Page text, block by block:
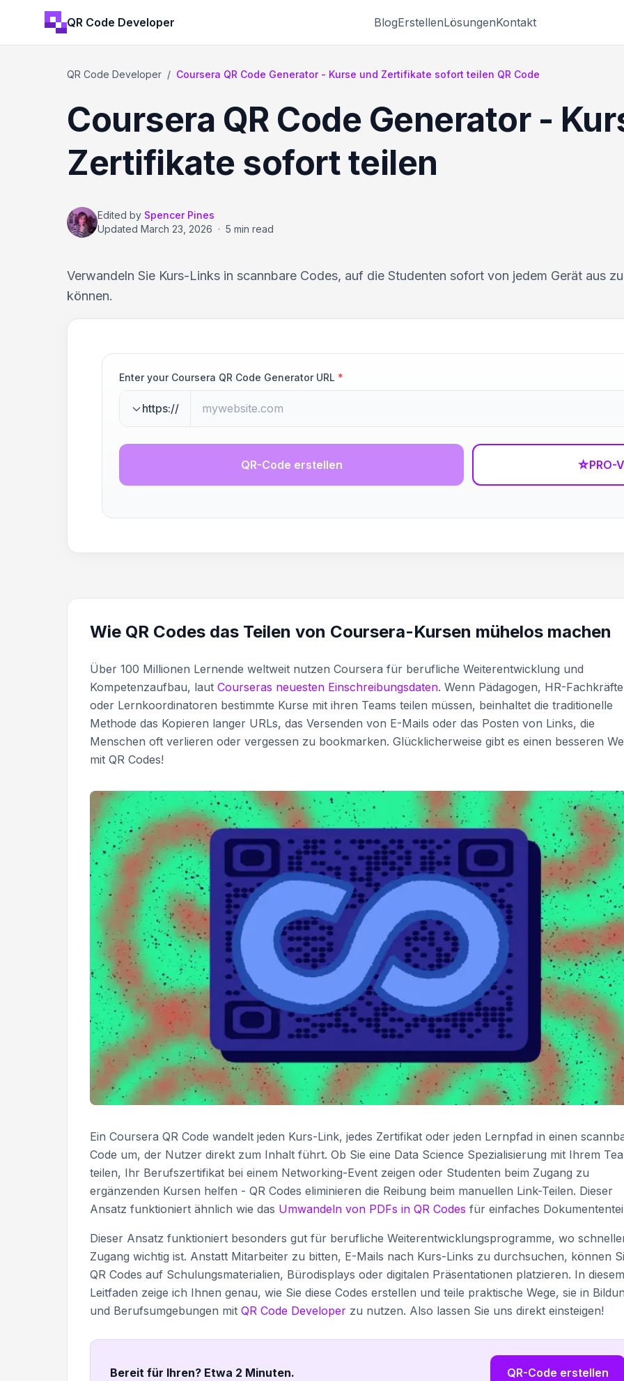
QR Code Developer BlogErstellenLösungenKontakt
QR Code Developer / Coursera QR Code Generator - Kurse und Zertifikate sofort teilen QR Code
Coursera QR Code Generator -
Zertifikate sofort teilen
Edited by Spencer Pines
Updated March 23, 2026 · 5 min read
Verwandeln Sie Kurs-Links in scannbare Codes, auf die Studenten sofort von jedem Gerät aus
können.
Enter your Coursera QR Code Generator URL *
https://
QR-Code erstellen ☆PRO-
Wie QR Codes das Teilen von Coursera-Kursen mühelos machen
Über 100 Millionen Lernende weltweit nutzen Coursera für berufliche Weiterentwicklung und
Kompetenzaufbau, laut Courseras neuesten Einschreibungsdaten. Wenn Pädagogen, HR-Fachkräfte
oder Lernkoordinatoren bestimmte Kurse mit ihren Teams teilen müssen, beinhaltet die traditionelle
Methode das Kopieren langer URLs, das Versenden von E-Mails oder das Posten von Links, die
Menschen oft verlieren oder vergessen zu bookmarken. Glücklicherweise gibt es einen besseren
mit QR Codes!
Ein Coursera QR Code wandelt jeden Kurs-Link, jedes Zertifikat oder jeden Lernpfad in einen
Code um, der Nutzer direkt zum Inhalt führt. Ob Sie eine Data Science Spezialisierung mit Ihrem
teilen, Ihr Berufszertifikat bei einem Networking-Event zeigen oder Studenten beim Zugang zu
ergänzenden Kursen helfen - QR Codes eliminieren die Reibung beim manuellen Link-Teilen. Dieser
Ansatz funktioniert ähnlich wie das Umwandeln von PDFs in QR Codes für einfaches
Dieser Ansatz funktioniert besonders gut für berufliche Weiterentwicklungsprogramme, wo
Zugang wichtig ist. Anstatt Mitarbeiter zu bitten, E-Mails nach Kurs-Links zu durchsuchen, können
QR Codes auf Schulungsmaterialien, Bürodisplays oder digitalen Präsentationen platzieren. In diesem
Leitfaden zeige ich Ihnen genau, wie Sie diese Codes erstellen und teile praktische Wege, sie in
und Berufsumgebungen mit QR Code Developer zu nutzen. Also lassen Sie uns direkt einsteigen!
Bereit für Ihren? Etwa 2 Minuten. QR-Code erstellen